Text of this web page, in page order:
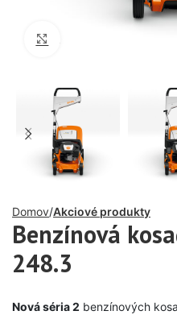
Domov Akciové produkty
Benzínová
248.3
Nová séria 2 benzínových